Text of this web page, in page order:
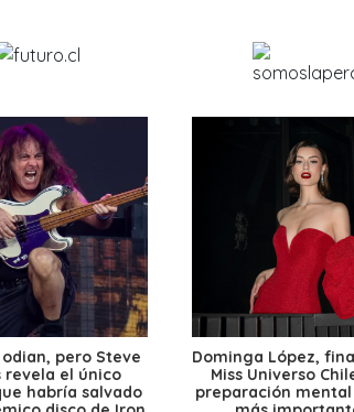
odian, pero Steve
revela el único
habría salvado
Dominga López,
Miss Universo
preparación mental